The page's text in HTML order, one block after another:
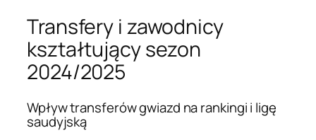
Transfery i zawodnicy
kształtujący sezon
2024/2025
Wpływ transferów gwiazd na rankingi i ligę
saudyjską